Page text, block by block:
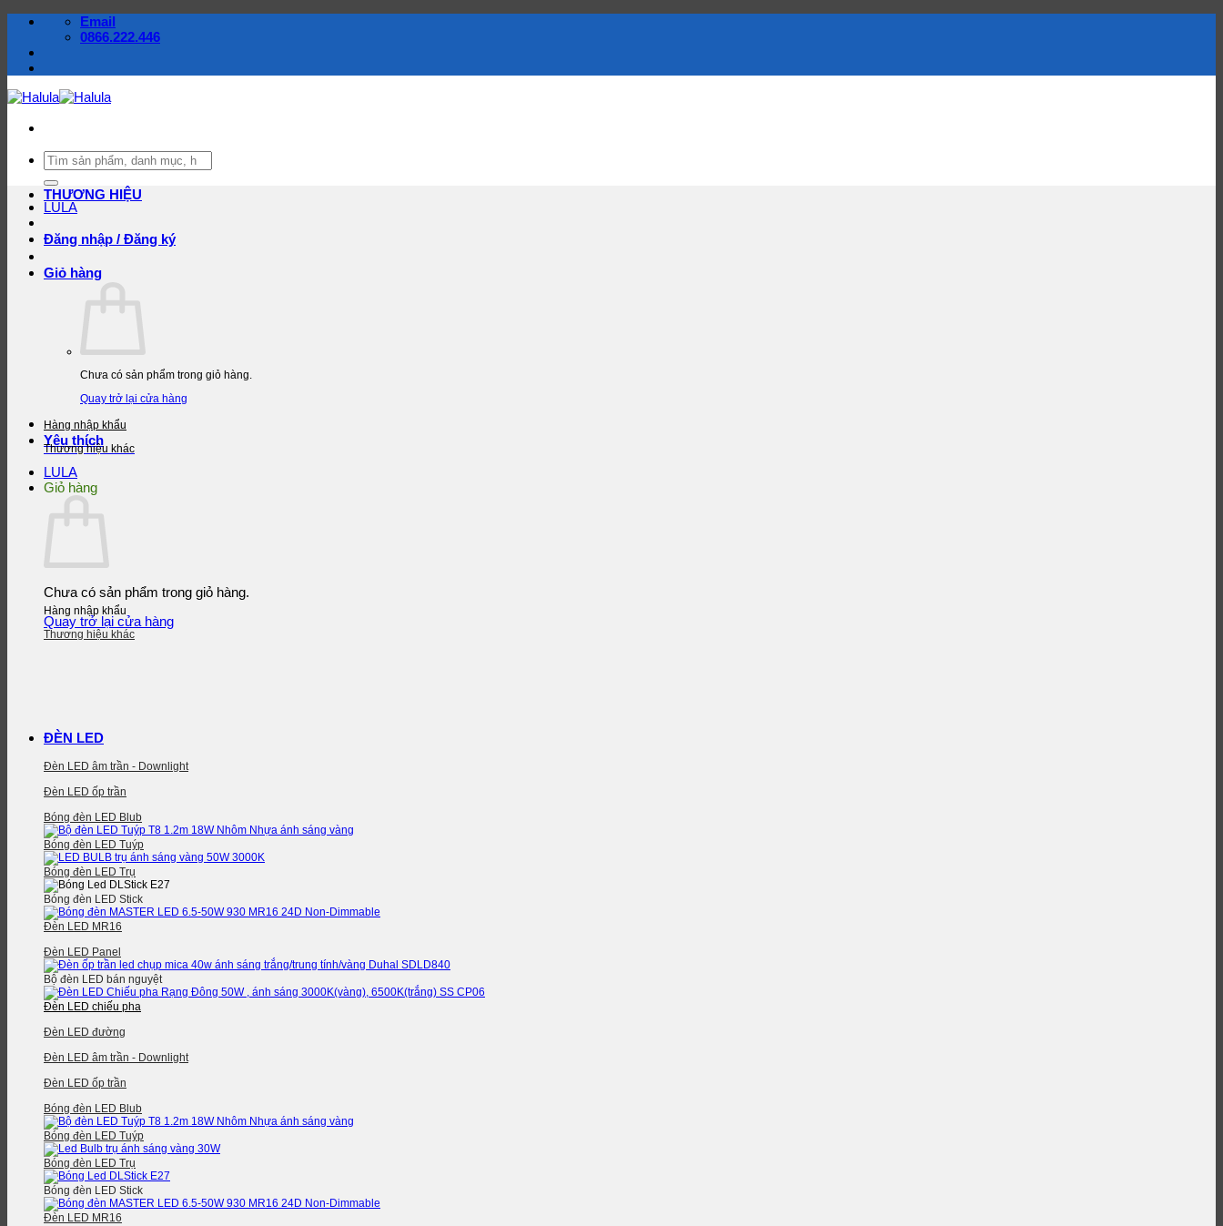
dung
Email
0866.222.446
Tìm
kiếm:
LULA
Đăng nhập / Đăng ký
Giỏ hàng
Chưa có sản phẩm trong giỏ hàng.
Quay trở lại cửa hàng
Yêu thích
LULA
Giỏ hàng
Chưa có sản phẩm trong giỏ hàng.
Quay trở lại cửa hàng
THƯƠNG HIỆU
Hàng nhập khẩu
Thương hiệu khác
Hàng nhập khẩu
Thương hiệu khác
ĐÈN LED
Đèn LED âm trần - Downlight
Đèn LED ốp trần
Bóng đèn LED Blub
Bóng đèn LED Tuýp
Bóng đèn LED Trụ
Bóng đèn LED Stick
Đèn LED MR16
Đèn LED Panel
Bộ đèn LED bán nguyệt
Đèn LED chiếu pha
Đèn LED đường
Đèn LED âm trần - Downlight
Đèn LED ốp trần
Bóng đèn LED Blub
Bóng đèn LED Tuýp
Bóng đèn LED Trụ
Bóng đèn LED Stick
Đèn LED MR16